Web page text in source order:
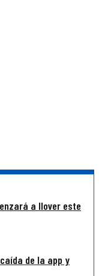
a llover este
de la app y